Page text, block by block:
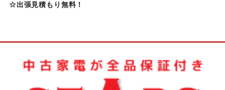
☆出張見積もり無料！